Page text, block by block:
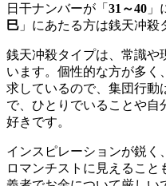
日干ナンバーが「 31～40 」
巳 」にあたる方は銭天冲殺
銭天冲殺タイプは、常識や
います。個性的な方が多く
求しているので、集団行動
で、ひとりでいることや自
好きです。
インスピレーションが鋭く
ロマンチストに見えるこ